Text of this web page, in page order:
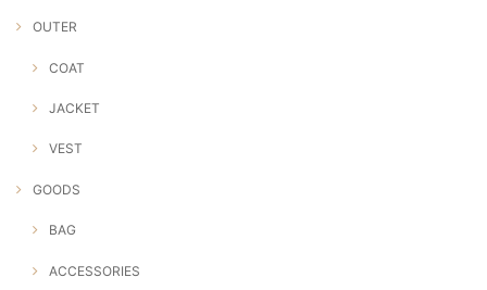
OUTER
COAT
JACKET
VEST
GOODS
BAG
ACCESSORIES